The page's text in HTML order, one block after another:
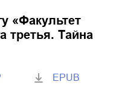
«Факультет
третья. Тайна
EPUB